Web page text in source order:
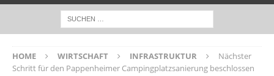
HOME WIRTSCHAFT INFRASTRUKTUR
Nächster
Schritt für den Pappenheimer Campingplatzsanierung beschlossen